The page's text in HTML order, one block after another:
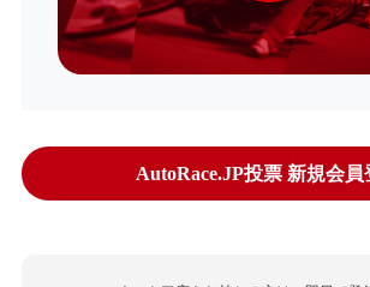
AutoRace.JP投票 新規会員